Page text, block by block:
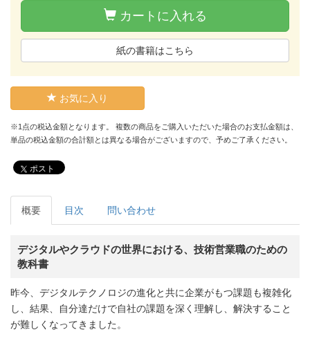
カートに入れる
紙の書籍はこちら
お気に入り
※1点の税込金額となります。 複数の商品をご購入いただいた場合のお支払金額は、
単品の税込金額の合計額とは異なる場合がございますので、予めご了承ください。
ポスト
概要 目次 問い合わせ
デジタルやクラウドの世界における、技術営業職のための
教科書
昨今、デジタルテクノロジの進化と共に企業がもつ課題も複雑化
し、結果、自分達だけで自社の課題を深く理解し、解決すること
が難しくなってきました。